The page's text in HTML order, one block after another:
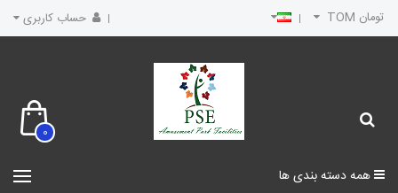
تومان TOM حساب کاربری
0